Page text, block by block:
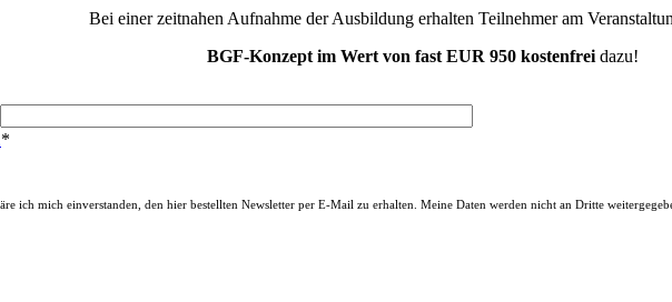
Bei einer zeitnahen Aufnahme der Ausbildung erhalten Teilnehmer am
BGF-Konzept im Wert von fast EUR 950 kostenfrei dazu!
*
ich mich einverstanden, den hier bestellten Newsletter per E-Mail zu erhalten. Meine Daten werden nicht an Dritte